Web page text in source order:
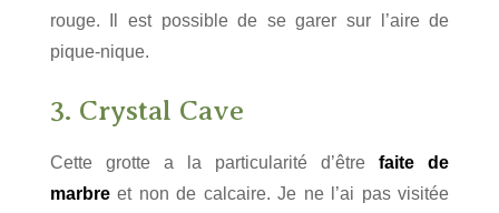
rouge. Il est possible de se garer sur l’aire de
pique-nique.
3. Crystal Cave
Cette grotte a la particularité d’êtrefaite de
marbreet non de calcaire. Je ne l’ai pas visitée